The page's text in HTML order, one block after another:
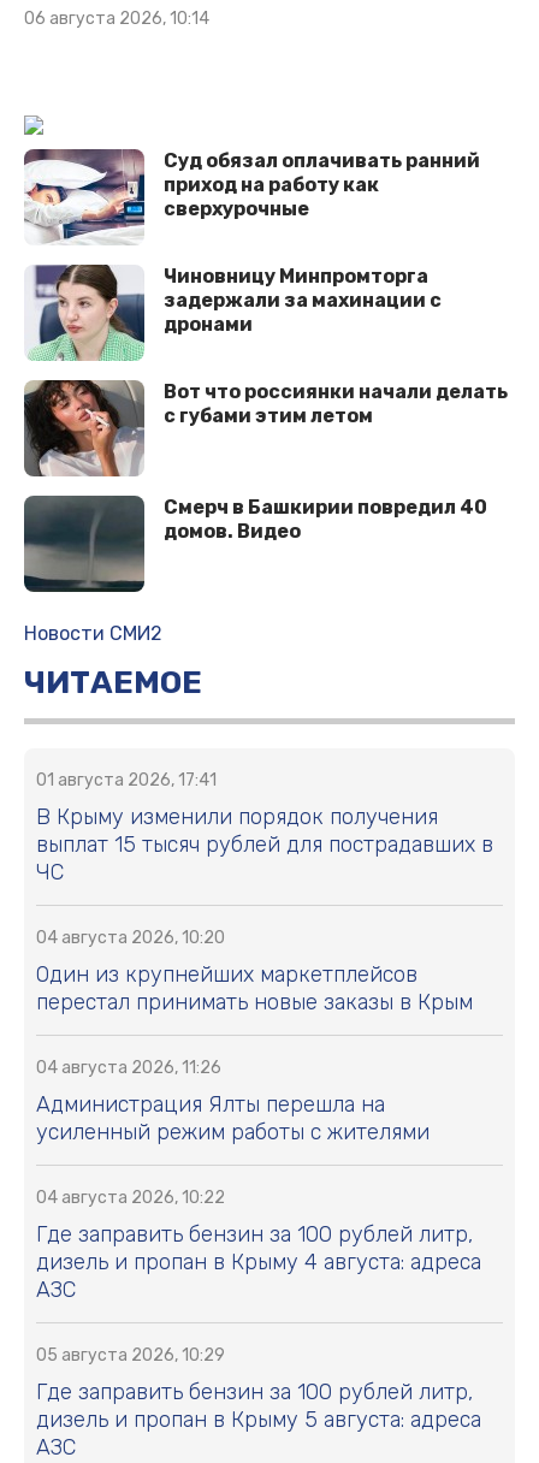
06 августа 2026, 10:14
Суд обязал оплачивать ранний
приход на работу как
сверхурочные
Чиновницу Минпромторга
задержали за махинации с
дронами
Вот что россиянки начали делать
с губами этим летом
Смерч в Башкирии повредил 40
домов. Видео
Новости СМИ2
ЧИТАЕМОЕ
01 августа 2026, 17:41
В Крыму изменили порядок получения
выплат 15 тысяч рублей для пострадавших в
ЧС
04 августа 2026, 10:20
Один из крупнейших маркетплейсов
перестал принимать новые заказы в Крым
04 августа 2026, 11:26
Администрация Ялты перешла на
усиленный режим работы с жителями
04 августа 2026, 10:22
Где заправить бензин за 100 рублей литр,
дизель и пропан в Крыму 4 августа: адреса
АЗС
05 августа 2026, 10:29
Где заправить бензин за 100 рублей литр,
дизель и пропан в Крыму 5 августа: адреса
АЗС